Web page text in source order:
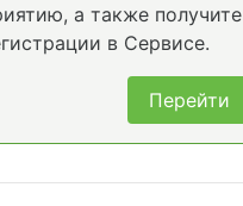
а также получите
в Сервисе.
Перейти